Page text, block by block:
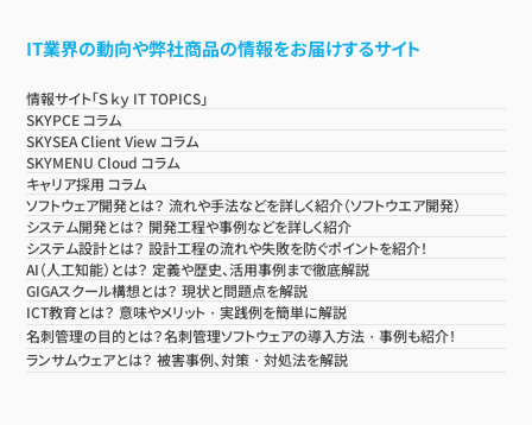
IT業界の動向や弊社商品の情報をお届けするサイト
情報サイト「Ｓｋｙ IT TOPICS」
SKYPCE コラム
SKYSEA Client View コラム
SKYMENU Cloud コラム
キャリア採用 コラム
ソフトウェア開発とは？ 流れや手法などを詳しく紹介（ソフトウエア開発）
システム開発とは？ 開発工程や事例などを詳しく紹介
システム設計とは？ 設計工程の流れや失敗を防ぐポイントを紹介！
AI（人工知能）とは？ 定義や歴史、活用事例まで徹底解説
GIGAスクール構想とは？ 現状と問題点を解説
ICT教育とは？ 意味やメリット・実践例を簡単に解説
名刺管理の目的とは？名刺管理ソフトウェアの導入方法・事例も紹介！
ランサムウェアとは？ 被害事例、対策・対処法を解説